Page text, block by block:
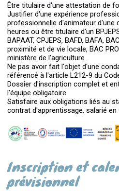
Être titulaire d'une attestation de
Justifier d'une expérience
professionnelle d'animateur d'une
heures ou être titulaire d'un
BAPAAT, CPJEPS, BAFD, BAFA,
proximité et de vie locale, BAC
ministère de l'agriculture.
Ne pas avoir fait l'objet d'une
référencé à l'article L212-9 du
Dossier d'inscription complet et
l'équipe obligatoire
Satisfaire aux obligations liés au
contrat d'apprentissage, salarié
Inscription et
prévisionnel